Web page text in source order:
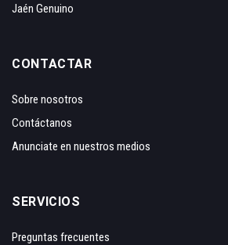
Jaén Genuino
CONTACTAR
Sobre nosotros
Contáctanos
Anunciate en nuestros medios
SERVICIOS
Preguntas frecuentes